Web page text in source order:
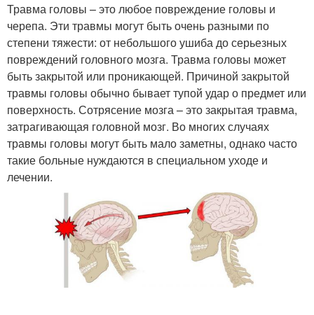
Травма головы – это любое повреждение головы и
черепа. Эти травмы могут быть очень разными по
степени тяжести: от небольшого ушиба до серьезных
повреждений головного мозга. Травма головы может
быть закрытой или проникающей. Причиной закрытой
травмы головы обычно бывает тупой удар о предмет или
поверхность. Сотрясение мозга – это закрытая травма,
затрагивающая головной мозг. Во многих случаях
травмы головы могут быть мало заметны, однако часто
такие больные нуждаются в специальном уходе и
лечении.